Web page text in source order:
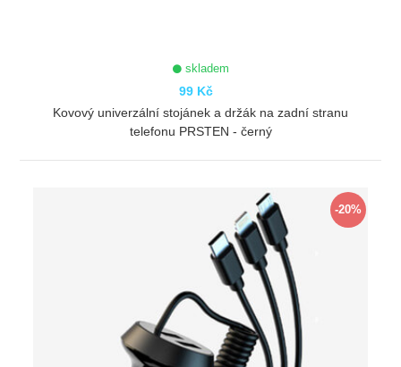
skladem
99 Kč
Kovový univerzální stojánek a držák na zadní stranu
telefonu PRSTEN - černý
-20%